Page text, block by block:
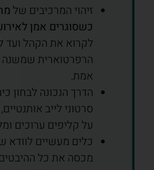
זיהוי המרכיבים של
כשסוגרים אמן
לקרוא את הקהל ועד
הרפרטוארית שמשנה
אמת.
הדרך הנכונה לבחון
סרטוני לייב
על קליפים ערוכים
כלים מעשיים לוודא
מכסה את כל